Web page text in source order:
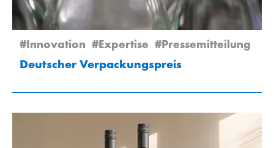
#Innovation #Expertise #Pressemitteilung
Deutscher Verpackungspreis